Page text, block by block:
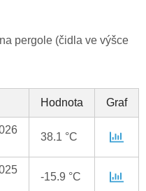
pergole (čidla ve výšce
Hodnota Graf
38.1 °C
-15.9 °C